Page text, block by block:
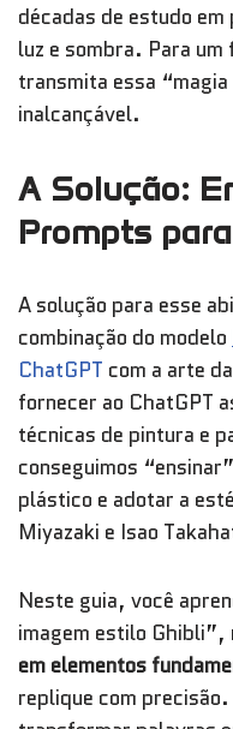
décadas de estudo
luz e sombra. Para
transmita essa
inalcançável.
A Solução:
Prompts
A solução para esse
combinação do modelo
ChatGPT com a arte da
fornecer ao ChatGPT
técnicas de pintura e
conseguimos
plástico e adotar a
Miyazaki e Isao
Neste guia, você
imagem estilo Ghibli”,
em elementos
replique com